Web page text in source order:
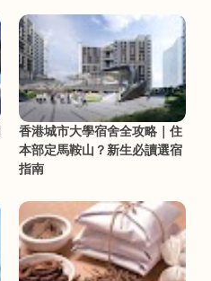
香港城市大學宿舍全攻略｜住
本部定馬鞍山？新生必讀選宿
指南